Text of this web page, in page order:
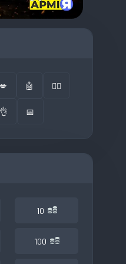
💋 🤖 👮‍♂️
👌 📅
10
100